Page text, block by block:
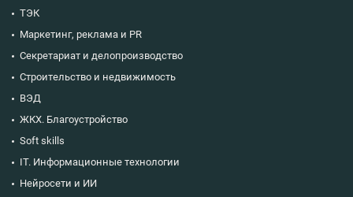
ТЭК
Маркетинг, реклама и PR
Секретариат и делопроизводство
Строительство и недвижимость
ВЭД
ЖКХ. Благоустройство
Soft skills
IT. Информационные технологии
Нейросети и ИИ